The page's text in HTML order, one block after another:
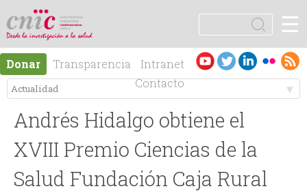
logotipo
En
gli
sh
Es
pa
ño
F
o
r
m
u
u
s
c
Donar Transparencia
Intranet
Contacto
☰
M
e
n
Andrés Hidalgo obtiene el
XVIII Premio Ciencias de la
Salud Fundación Caja Rural